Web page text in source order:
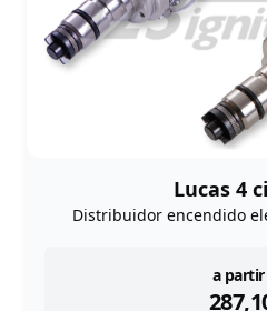
Lucas 4
Distribuidor encendido
a